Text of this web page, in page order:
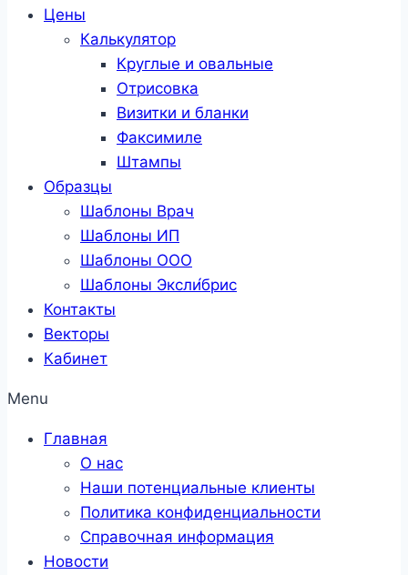
Цены
Калькулятор
Круглые и овальные
Отрисовка
Визитки и бланки
Факсимиле
Штампы
Образцы
Шаблоны Врач
Шаблоны ИП
Шаблоны ООО
Шаблоны Эксли́брис
Контакты
Векторы
Кабинет
Menu
Главная
О нас
Наши потенциальные клиенты
Политика конфиденциальности
Справочная информация
Новости